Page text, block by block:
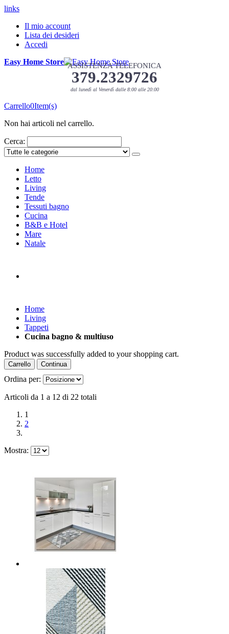
links
Il mio account
Lista dei desideri
Accedi
Easy Home Store ASSISTENZA TELEFONICA
379.2329726
dal lunedì al Venerdì dalle 8:00 alle 20:00
Carrello0Item(s)
Non hai articoli nel carrello.
Cerca:
Home
Letto
Living
Tende
Tessuti bagno
Cucina
B&B e Hotel
Mare
Natale
Home
Living
Tappeti
Cucina bagno & multiuso
Product was successfully added to your shopping cart.
Carrello Continua
Ordina per:
Articoli da 1 a 12 di 22 totali
1
2
Mostra: